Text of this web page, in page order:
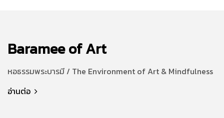
Baramee of Art
หอธรรมพระบารมี / The Environment of Art & Mindfulness
อ่านต่อ